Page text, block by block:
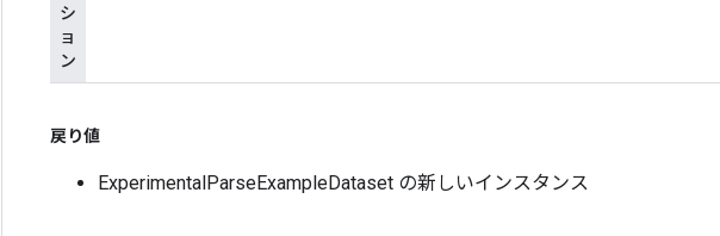
シ
ョ
ン
戻り値
ExperimentalParseExampleDataset の新しいインスタンス